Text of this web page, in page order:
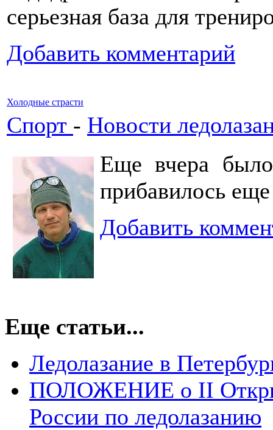
серьезная база для
Добавить комментарий
Холодные страсти
Спорт - Новости
Еще вчера
прибавилось
Добавить
Еще статьи...
Ледолазание в
ПОЛОЖЕНИЕ о II
России по ледолазанию